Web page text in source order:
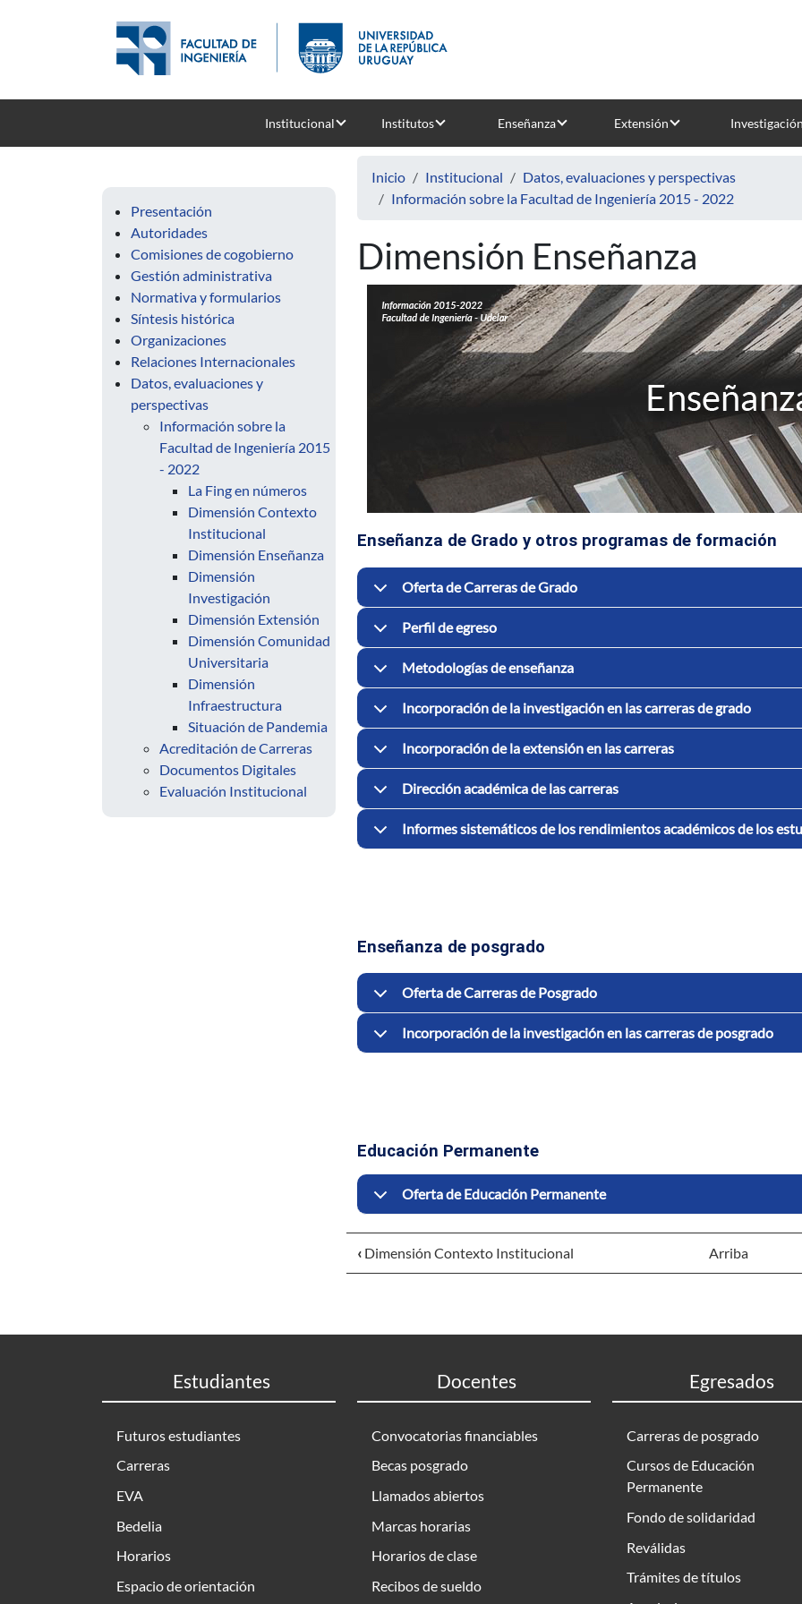
Institucional Institutos Enseñanza Extensión Investigación
Presentación
Autoridades
Comisiones de cogobierno
Gestión administrativa
Normativa y formularios
Síntesis histórica
Organizaciones
Relaciones Internacionales
Datos, evaluaciones y
perspectivas
Información sobre la
Facultad de Ingeniería 2015
- 2022
La Fing en números
Dimensión Contexto
Institucional
Dimensión Enseñanza
Dimensión
Investigación
Dimensión Extensión
Dimensión Comunidad
Universitaria
Dimensión
Infraestructura
Situación de Pandemia
Acreditación de Carreras
Documentos Digitales
Evaluación Institucional
Inicio Institucional
Datos, evaluaciones y perspectivas
Información sobre la Facultad de Ingeniería 2015 - 2022
Dimensión Enseñanza
Enseñanza de Grado y otros programas de formación
Oferta de Carreras de Grado
Perfil de egreso
Metodologías de enseñanza
Incorporación de la investigación en las carreras de grado
Incorporación de la extensión en las carreras
Dirección académica de las carreras
Informes sistemáticos de los rendimientos académicos de los
Enseñanza de posgrado
Oferta de Carreras de Posgrado
Incorporación de la investigación en las carreras de posgrado
Educación Permanente
Oferta de Educación Permanente
‹ Dimensión Contexto Institucional Arriba
Estudiantes
Futuros estudiantes
Carreras
EVA
Bedelia
Horarios
Espacio de orientación
Docentes
Convocatorias financiables
Becas posgrado
Llamados abiertos
Marcas horarias
Horarios de clase
Recibos de sueldo
Egresados
Carreras de posgrado
Cursos de Educación
Permanente
Fondo de solidaridad
Reválidas
Trámites de títulos